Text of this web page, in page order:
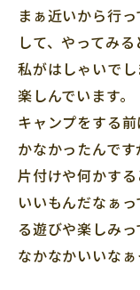
まぁ近いから行
して、やってみ
私がはしゃいで
楽しんでいます。
キャンプをする
かなかったんで
片付けや何かする
いいもんだなぁ
る遊びや楽しみ
なかなかいいなぁ